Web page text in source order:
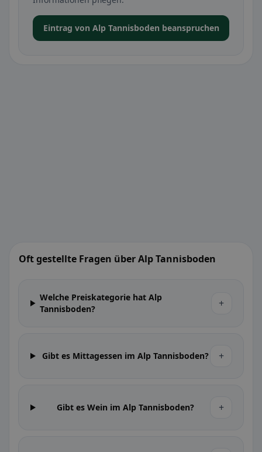
Eintrag von Alp Tannisboden beanspruchen
Oft gestellte Fragen über Alp Tannisboden
Welche Preiskategorie hat Alp
Tannisboden?
+
Gibt es Mittagessen im Alp Tannisboden? +
Gibt es Wein im Alp Tannisboden? +